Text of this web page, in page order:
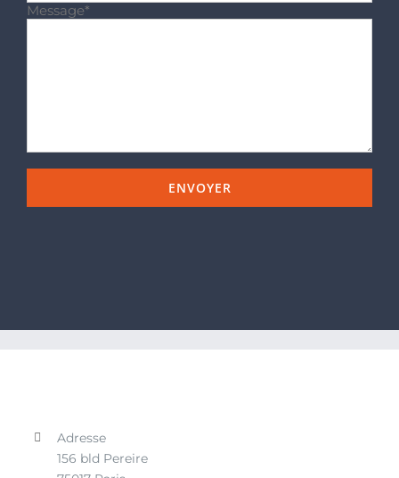
Message*
Adresse
156 bld Pereire